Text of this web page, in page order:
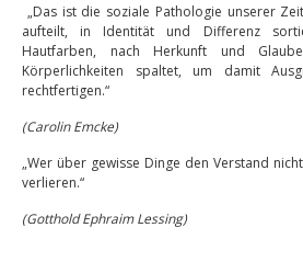
„Das ist die soziale Pathologie unserer
aufteilt, in Identität und Differenz
Hautfarben, nach Herkunft und
Körperlichkeiten spaltet, um damit
rechtfertigen.“
(Carolin Emcke)
„Wer über gewisse Dinge den Verstand
verlieren.“
(Gotthold Ephraim Lessing)